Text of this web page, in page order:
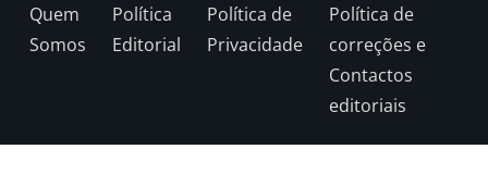
Quem
Somos
Política
Editorial
Política de
Privacidade
Política de
correções e
Contactos
editoriais